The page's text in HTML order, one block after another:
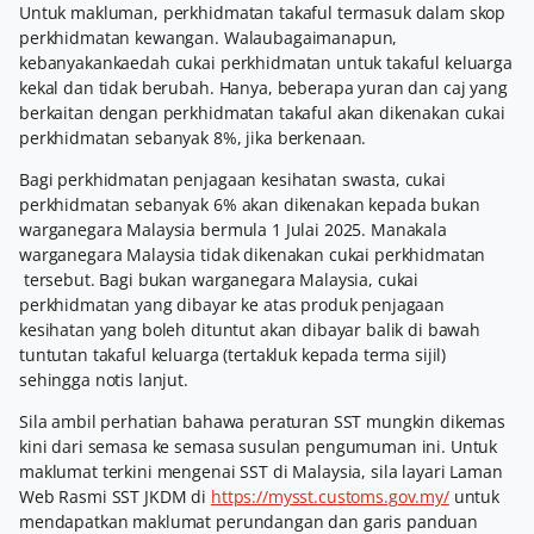
Untuk makluman, perkhidmatan takaful termasuk dalam skop
perkhidmatan kewangan. Walaubagaimanapun,
kebanyakankaedah cukai perkhidmatan untuk takaful keluarga
kekal dan tidak berubah. Hanya, beberapa yuran dan caj yang
berkaitan dengan perkhidmatan takaful akan dikenakan cukai
perkhidmatan sebanyak 8%, jika berkenaan.
Bagi perkhidmatan penjagaan kesihatan swasta, cukai
perkhidmatan sebanyak 6% akan dikenakan kepada bukan
warganegara Malaysia bermula 1 Julai 2025. Manakala
warganegara Malaysia tidak dikenakan cukai perkhidmatan
tersebut. Bagi bukan warganegara Malaysia, cukai
perkhidmatan yang dibayar ke atas produk penjagaan
kesihatan yang boleh dituntut akan dibayar balik di bawah
tuntutan takaful keluarga (tertakluk kepada terma sijil)
sehingga notis lanjut.
Sila ambil perhatian bahawa peraturan SST mungkin dikemas
kini dari semasa ke semasa susulan pengumuman ini. Untuk
maklumat terkini mengenai SST di Malaysia, sila layari Laman
Web Rasmi SST JKDM di https://mysst.customs.gov.my/untuk
mendapatkan maklumat perundangan dan garis panduan